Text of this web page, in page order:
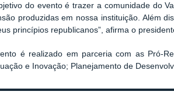
do evento é trazer a comunidade do
produzidas em nossa instituição. Além
princípios republicanos”, afirma o
é realizado em parceria com as Pró-
e Inovação; Planejamento de